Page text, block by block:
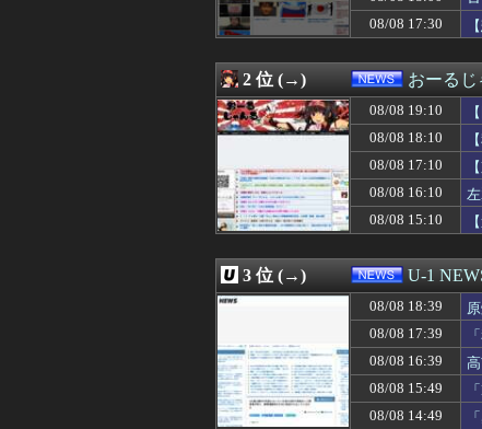
08/08 18:15
こんな国と友
08/08 18:13
サムスンの新型
08/08 18:10
【秋田県】記
08/08 18:08
【は？】極左
08/08 18:07
エッセイスト
08/08 18:06
東京都、八重
ロシアさん、
【社会】福岡
08/08 18:03
コメ卸大手さ
08/08 18:03
【悲報】ショ
08/08 18:00
妻と一緒に中
08/08 18:00
【会社】川上
08/08 18:00
ロシアさん、国
08/08 18:00
【話題】高市
日本語がAIで
08/08 18:00
酒と薬飲ませ
08/08 18:00
【熊本地震】
08/08 18:00
世界のケイス
08/08 18:00
蒋介石、共産
08/08 17:59
【朗報】小池
08/08 17:30
2 位 (→) おーるじ
08/08 19:10
08/08 18:10
08/08 17:10
08/08 16:10
08/08 15:10
3 位 (→) U-1
08/08 18:39
08/08 17:39
08/08 16:39
08/08 15:49
08/08 14:49